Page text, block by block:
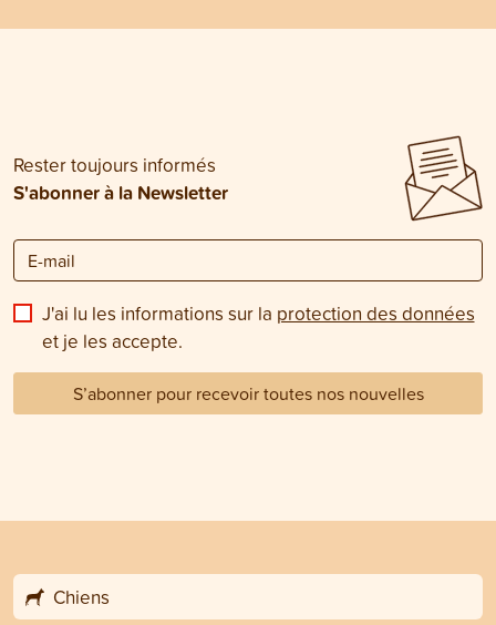
quand faut-il consulter un vétérinaire
d’écoulements
Rester toujours informés
S'abonner à la Newsletter
J'ai lu les informations sur la protection des données
et je les accepte.
S’abonner pour recevoir toutes nos nouvelles
Chiens